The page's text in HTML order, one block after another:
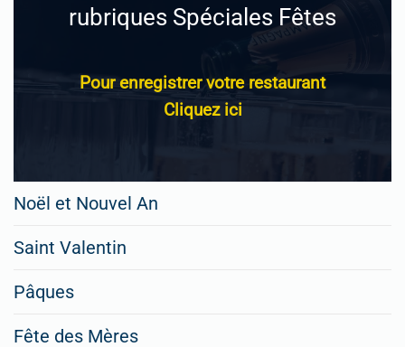
rubriques Spéciales Fêtes
Pour enregistrer votre restaurant
Cliquez ici
Noël et Nouvel An
Saint Valentin
Pâques
Fête des Mères